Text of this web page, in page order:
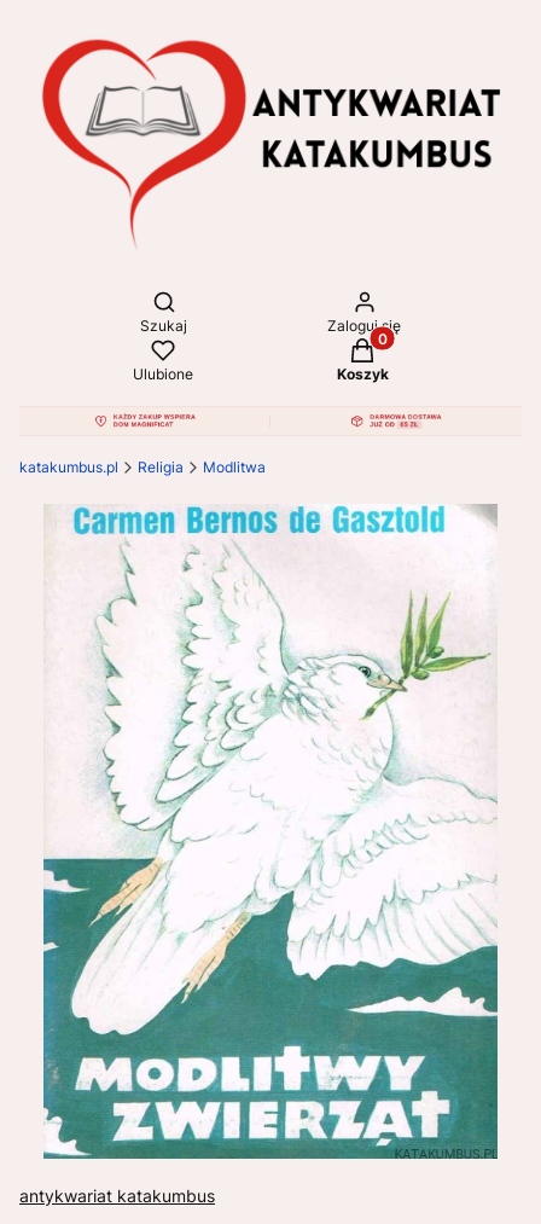
Otwórz wyszukiwarkę
Szukaj Zaloguj się
Ulubione
Produkty w koszyku:
Koszyk
katakumbus.pl Religia Modlitwa
antykwariat katakumbus